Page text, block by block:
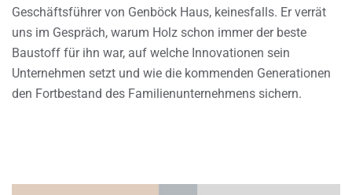
Geschäftsführer von Genböck Haus, keinesfalls. Er verrät
uns im Gespräch, warum Holz schon immer der beste
Baustoff für ihn war, auf welche Innovationen sein
Unternehmen setzt und wie die kommenden Generationen
den Fortbestand des Familienunternehmens sichern.